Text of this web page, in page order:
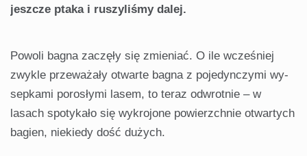
jeszcze ptaka i ruszyliśmy dalej.
Powoli bagna zaczęły się zmieniać. O ile wcześniej
zwykle przeważały otwarte bagna z pojedynczymi wy­
sepkami porosłymi lasem, to teraz odwrotnie – w
lasach spotykało się wykrojone powierzchnie otwartych
bagien, niekiedy dość dużych.